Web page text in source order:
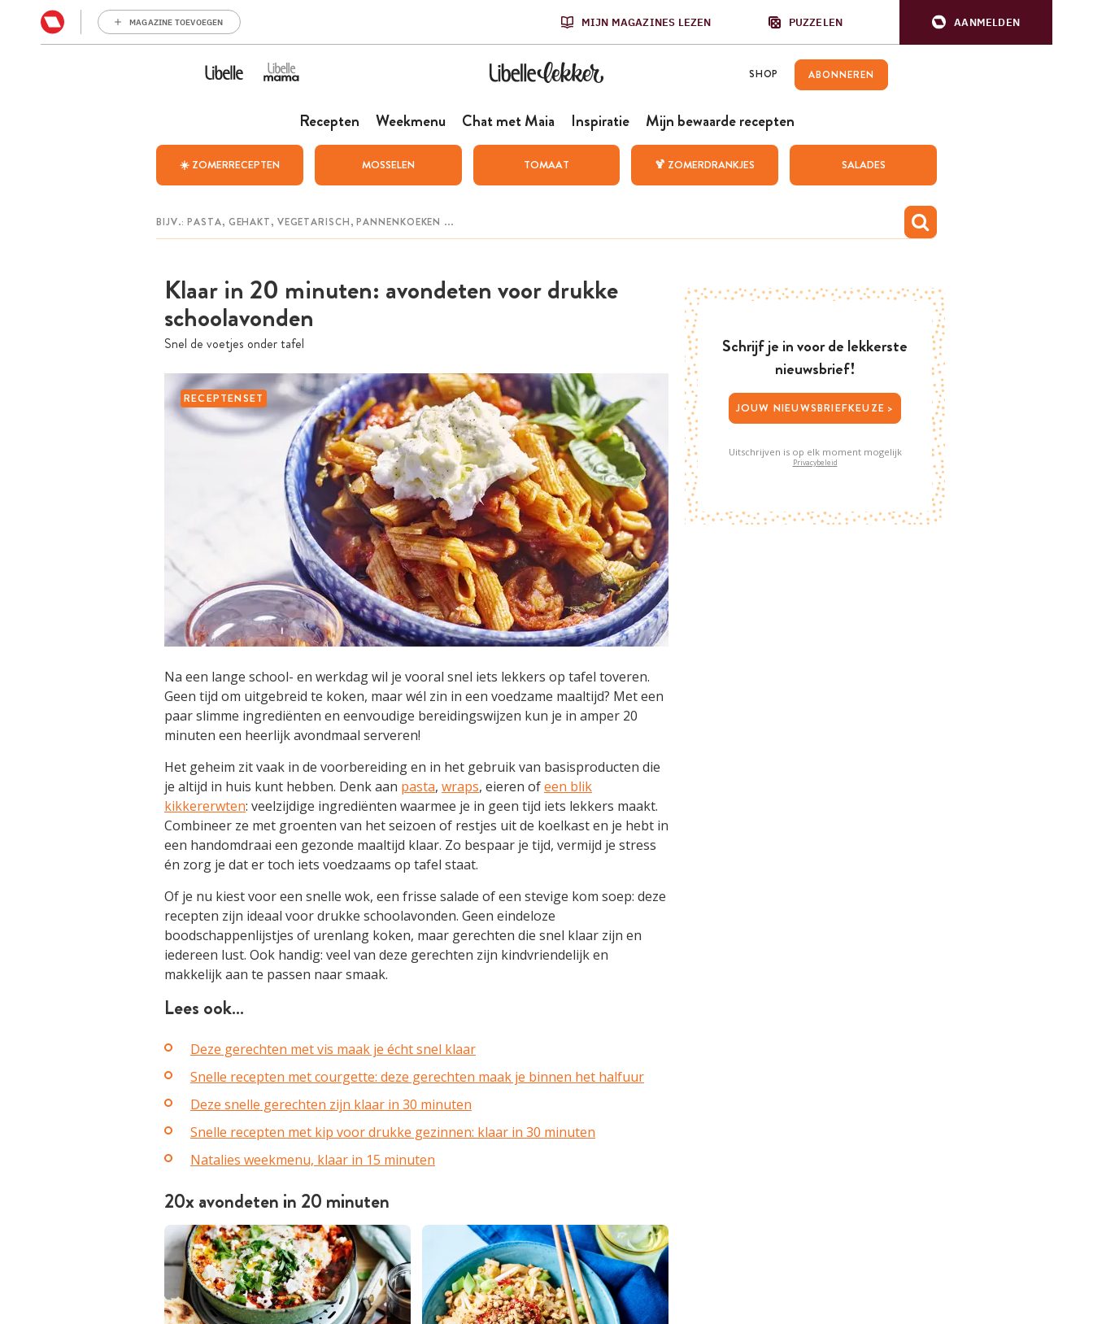
MAGAZINE TOEVOEGEN MIJN MAGAZINES LEZEN PUZZELEN AANMELDEN
SHOP ABONNEREN
Recepten Weekmenu Chat met Maia Inspiratie Mijn bewaarde recepten
☀️ ZOMERRECEPTEN MOSSELEN TOMAAT 🍹 ZOMERDRANKJES SALADES
Klaar in 20 minuten: avondeten voor drukke
schoolavonden
Snel de voetjes onder tafel
RECEPTENSET
Na een lange school- en werkdag wil je vooral snel iets lekkers op tafel toveren.
Geen tijd om uitgebreid te koken, maar wél zin in een voedzame maaltijd? Met een
paar slimme ingrediënten en eenvoudige bereidingswijzen kun je in amper 20
minuten een heerlijk avondmaal serveren!
Het geheim zit vaak in de voorbereiding en in het gebruik van basisproducten die
je altijd in huis kunt hebben. Denk aan pasta, wraps, eieren ofeen blik
kikkererwten: veelzijdige ingrediënten waarmee je in geen tijd iets lekkers maakt.
Combineer ze met groenten van het seizoen of restjes uit de koelkast en je hebt in
een handomdraai een gezonde maaltijd klaar. Zo bespaar je tijd, vermijd je stress
én zorg je dat er toch iets voedzaams op tafel staat.
Of je nu kiest voor een snelle wok, een frisse salade of een stevige kom soep: deze
recepten zijn ideaal voor drukke schoolavonden. Geen eindeloze
boodschappenlijstjes of urenlang koken, maar gerechten die snel klaar zijn en
iedereen lust. Ook handig: veel van deze gerechten zijn kindvriendelijk en
makkelijk aan te passen naar smaak.
Lees ook…
Deze gerechten met vis maak je écht snel klaar
Snelle recepten met courgette: deze gerechten maak je binnen het halfuur
Deze snelle gerechten zijn klaar in 30 minuten
Snelle recepten met kip voor drukke gezinnen: klaar in 30 minuten
Natalies weekmenu, klaar in 15 minuten
20x avondeten in 20 minuten
Schrijf je in voor de lekkerste
nieuwsbrief!
JOUW NIEUWSBRIEFKEUZE >
Uitschrijven is op elk moment mogelijk
Privacybeleid